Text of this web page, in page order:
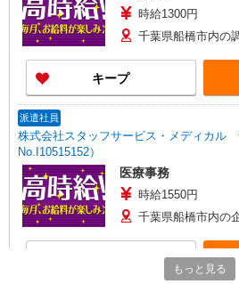
時給1300円
千葉県船橋市内の
キープ
派遣社員
株式会社スタッフサービス・メディカル
No.I10515152）
医療事務
時給1550円
千葉県船橋市内の
もっと見る